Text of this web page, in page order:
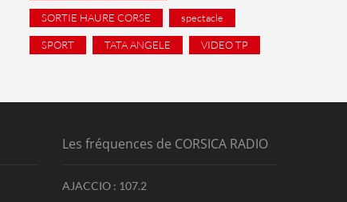
SORTIE HAURE CORSE spectacle
SPORT TATA ANGELE VIDEO TP
Les fréquences de CORSICA RADIO
AJACCIO : 107.2